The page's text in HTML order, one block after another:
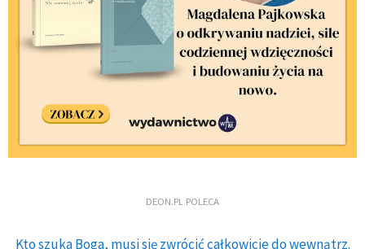
DEON.PL POLECA
Kto szuka Boga, musi się zwrócić całkowicie do wewnątrz.